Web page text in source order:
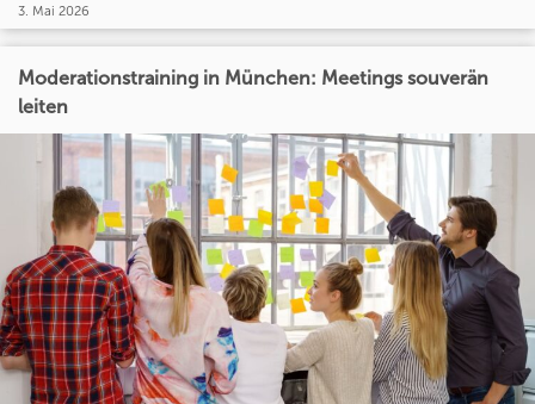
3. Mai 2026
Moderationstraining in München: Meetings souverän
leiten